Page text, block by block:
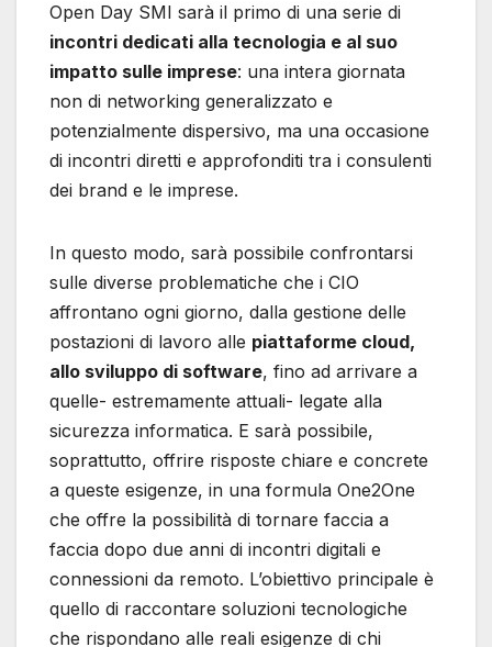
Open Day SMI sarà il primo di una serie di
incontri dedicati alla tecnologia e al suo
impatto sulle imprese: una intera giornata
non di networking generalizzato e
potenzialmente dispersivo, ma una occasione
di incontri diretti e approfonditi tra i consulenti
dei brand e le imprese.
In questo modo, sarà possibile confrontarsi
sulle diverse problematiche che i CIO
affrontano ogni giorno, dalla gestione delle
postazioni di lavoro alle piattaforme cloud,
allo sviluppo di software, fino ad arrivare a
quelle- estremamente attuali- legate alla
sicurezza informatica. E sarà possibile,
soprattutto, offrire risposte chiare e concrete
a queste esigenze, in una formula One2One
che offre la possibilità di tornare faccia a
faccia dopo due anni di incontri digitali e
connessioni da remoto. L’obiettivo principale è
quello di raccontare soluzioni tecnologiche
che rispondano alle reali esigenze di chi